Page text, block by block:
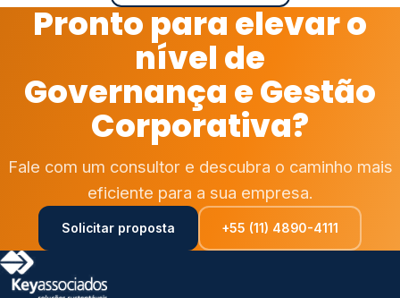
Pronto para elevar o
nível de
Governança e Gestão
Corporativa?
Fale com um consultor e descubra o caminho mais
eficiente para a sua empresa.
Solicitar proposta +55 (11) 4890-4111